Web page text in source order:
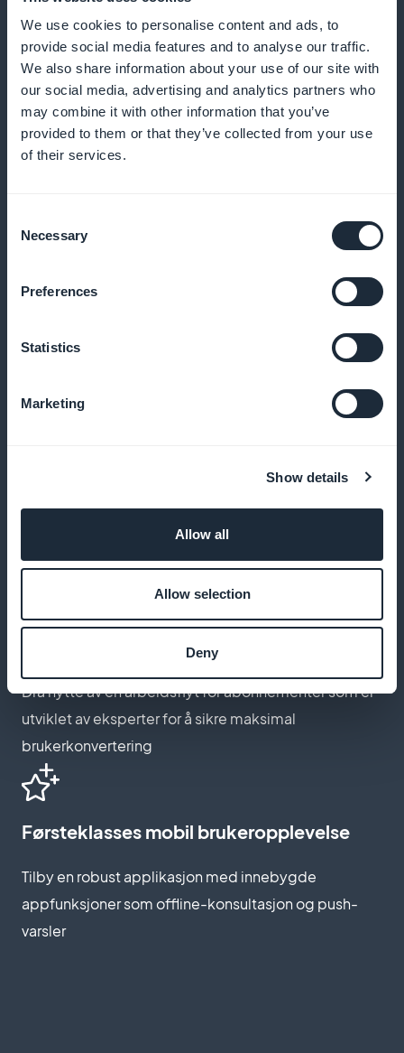
We use cookies to personalise content and ads, to
provide social media features and to analyse our traffic.
We also share information about your use of our site with
our social media, advertising and analytics partners who
may combine it with other information that you’ve
provided to them or that they’ve collected from your use
of their services.
Selection
Necessary
Preferences
Statistics
Marketing
Show details
Allow all
Allow selection
Deny
Bruk nøyaktige data til å finjustere innholdsstrategien
din, spesielt rettet mot moteentusiasters interesser
iøynefallende kampanjer rett fra startsiden
abonnementssalg, uten provisjon
Lag en abonnementsside som gjenspeiler
elegansen og stilen i moteinnholdet ditt
Ekspertoptimalisert forsikringstegning
Dra nytte av en arbeidsflyt for abonnementer som er
utviklet av eksperter for å sikre maksimal
brukerkonvertering
Førsteklasses mobil brukeropplevelse
Tilby en robust applikasjon med innebygde
appfunksjoner som offline-konsultasjon og push-
varsler